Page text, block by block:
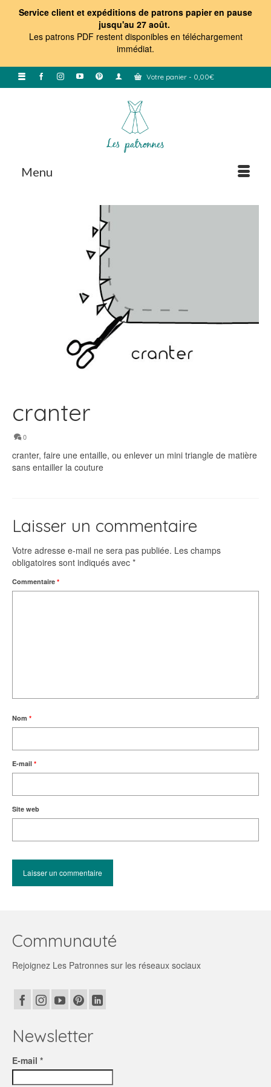
Service client et expéditions de patrons papier en pause
jusqu'au 27 août.
Les patrons PDF restent disponibles en téléchargement
immédiat.
Votre panier - 0,00€
Menu
cranter
0
cranter, faire une entaille, ou enlever un mini triangle de matière
sans entailler la couture
Laisser un commentaire
Votre adresse e-mail ne sera pas publiée. Les champs
obligatoires sont indiqués avec *
Commentaire *
Nom *
E-mail *
Site web
Communauté
Rejoignez Les Patronnes sur les réseaux sociaux
Newsletter
E-mail *